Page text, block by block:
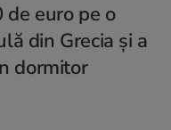
euro pe o
din Grecia și a
dormitor